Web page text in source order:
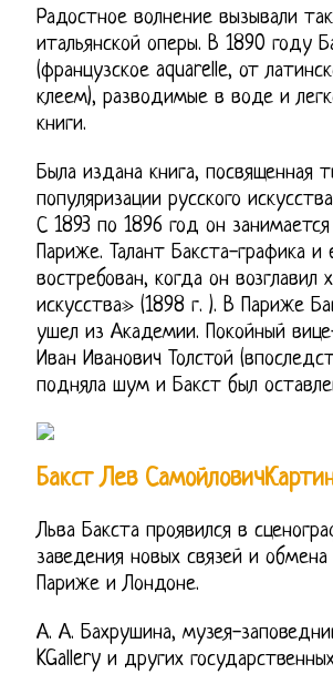
Радостное волнение вызывали
итальянской оперы. В 1890 году
(французское aquarelle, от
клеем), разводимые в воде и
книги.
Была издана книга, посвященная
популяризации русского
С 1893 по 1896 год он
Париже. Талант Бакста-графика
востребован, когда он
искусства» (1898 г. ). В Париже
ушел из Академии. Покойный
Иван Иванович Толстой
подняла шум и Бакст был
Бакст Лев
Льва Бакста проявился в
заведения новых связей и
Париже и Лондоне.
А. А. Бахрушина, музея-
KGallery и других